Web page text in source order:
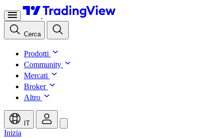
Cerca
Prodotti
Community
Mercati
Broker
Altro
IT
Inizia